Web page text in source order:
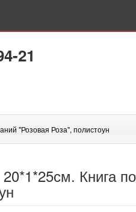
21
"Розовая Роза", полистоун
Книга